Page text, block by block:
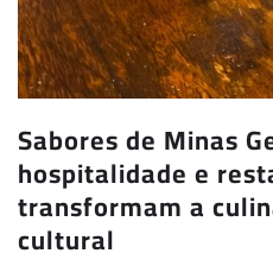
Sabores de Minas
hospitalidade e
transformam a
cultural